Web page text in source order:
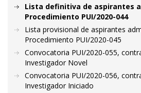
Lista definitiva de aspirantes
Procedimiento PUI/2020-044
Lista provisional de aspirantes
Procedimiento PUI/2020-045
Convocatoria PUI/2020-055,
Investigador Novel
Convocatoria PUI/2020-056,
Investigador Iniciado